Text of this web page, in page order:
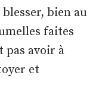
bien au
faites
pas avoir à
et